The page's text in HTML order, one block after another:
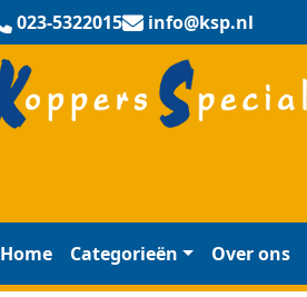
023-5322015 info@ksp.nl
Home Categorieën Over ons